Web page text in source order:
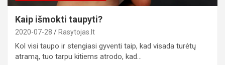
Kaip išmokti taupyti?
2020-07-28 Rasytojas.lt
Kol visi taupo ir stengiasi gyventi taip, kad visada turėtų
atramą, tuo tarpu kitiems atrodo, kad…